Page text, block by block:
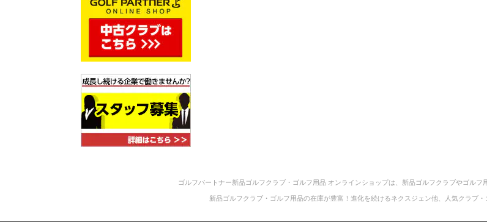
ゴルフパートナー新品ゴルフクラブ・ゴルフ用品 オンラインショップは、新品ゴルフクラブやゴルフ
新品ゴルフクラブ・ゴルフ用品の在庫が豊富！進化を続けるネクスジェン他、人気クラブ